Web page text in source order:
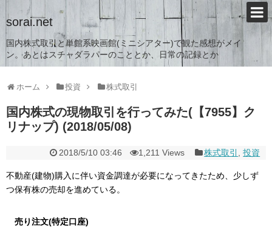
sorai.net
国内株式取引と単館系映画館(ミニシアター)で観た感想がメイ
ン。あとはスチャダラパーのこととか、日常の記録とか
ホーム 投資 株式取引
国内株式の現物取引を行ってみた(【7955】ク
リナップ) (2018/05/08)
2018/5/10 03:46 1,211 Views 株式取引 ,投資
不動産(建物)購入に伴い資金調達が必要になってきたため、少しず
つ保有株の売却を進めている。
売り注文(特定口座)